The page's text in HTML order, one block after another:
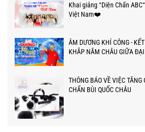
Khai giảng “Diện Chẩn
Việt Nam❤️
ÂM DƯƠNG KHÍ CÔNG -
KHẮP NĂM CHÂU GIỮA
THÔNG BÁO VỀ VIỆC TĂNG
CHẨN BÙI QUỐC CHÂU